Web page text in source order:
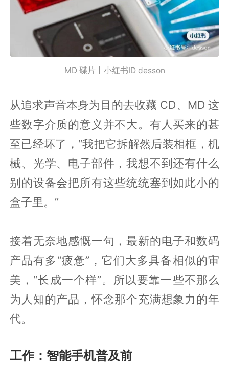
MD 碟片丨小红书ID desson
从追求声音本身为目的去收藏 CD、MD 这
些数字介质的意义并不大。有人买来的甚
至已经坏了，“我把它拆解然后装相框，机
械、光学、电子部件，我想不到还有什么
别的设备会把所有这些统统塞到如此小的
盒子里。”
接着无奈地感慨一句，最新的电子和数码
产品有多“疲惫”，它们大多具备相似的审
美，“长成一个样”。所以要靠一些不那么
为人知的产品，怀念那个充满想象力的年
代。
工作：智能手机普及前